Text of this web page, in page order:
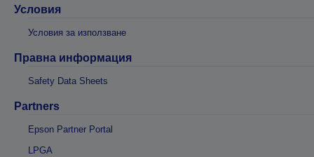
Условия
Условия за използване
Правна информация
Safety Data Sheets
Partners
Epson Partner Portal
LPGA